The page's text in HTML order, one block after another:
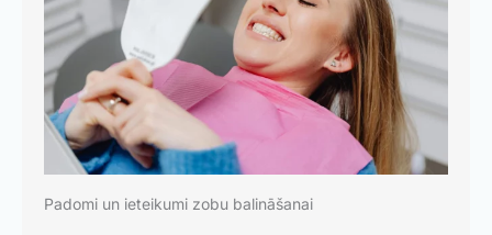
Padomi un ieteikumi zobu balināšanai